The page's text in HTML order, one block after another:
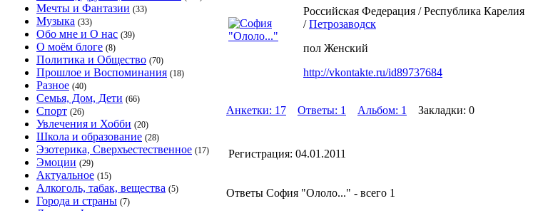
Мечты и Фантазии (33)
Музыка (33)
Обо мне и О нас (39)
О моём блоге (8)
Политика и Общество (70)
Прошлое и Воспоминания (18)
Разное (40)
Семья, Дом, Дети (66)
Спорт (26)
Увлечения и Хобби (20)
Школа и образование (28)
Эзотерика, Сверхъестественное (17)
Эмоции (29)
Актуальное (15)
Алкоголь, табак, вещества (5)
Города и страны (7)
Российская Федерация / Республика Карелия
/Петрозаводск
пол Женский
http://vkontakte.ru/id89737684
Анкетки: 17 Ответы: 1 Альбом: 1 Закладки: 0
Регистрация: 04.01.2011
Ответы София "Ололо..." - всего 1